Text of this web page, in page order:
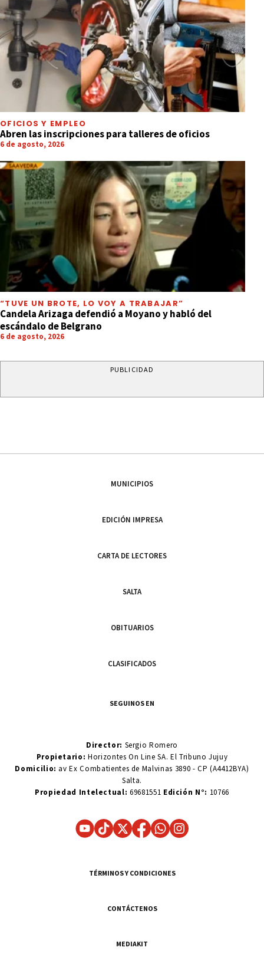
OFICIOS Y EMPLEO
Abren las inscripciones para talleres de oficios
6 de agosto, 2026
“TUVE UN BROTE, LO VOY A TRABAJAR”
Candela Arizaga defendió a Moyano y habló del
escándalo de Belgrano
6 de agosto, 2026
PUBLICIDAD
MUNICIPIOS
EDICIÓN IMPRESA
CARTA DE LECTORES
SALTA
OBITUARIOS
CLASIFICADOS
SEGUINOS EN
Director: Sergio Romero
Propietario:Horizontes On Line SA. El Tribuno Jujuy
Domicilio: av Ex Combatientes de Malvinas 3890 - CP (A4412BYA)
Salta.
Propiedad Intelectual: 69681551 Edición N°: 10766
TÉRMINOS Y CONDICIONES
CONTÁCTENOS
MEDIAKIT